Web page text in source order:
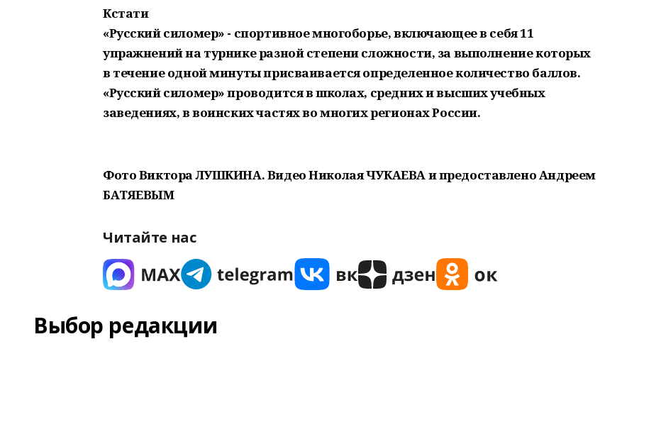
Кстати
«Русский силомер» - спортивное многоборье, включающее в себя 11
упражнений на турнике разной степени сложности, за выполнение которых
в течение одной минуты присваивается определенное количество баллов.
«Русский силомер» проводится в школах, средних и высших учебных
заведениях, в воинских частях во многих регионах России.
Фото Виктора ЛУШКИНА. Видео Николая ЧУКАЕВА и предоставлено Андреем
БАТЯЕВЫМ
Читайте нас
Выбор редакции